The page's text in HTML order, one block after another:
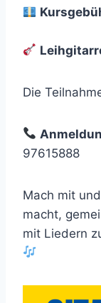
Die
97615888
Mach mit
macht,
mit Liedern